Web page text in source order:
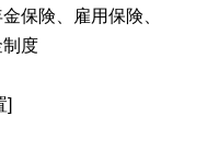
保険、雇用保険、
度
]